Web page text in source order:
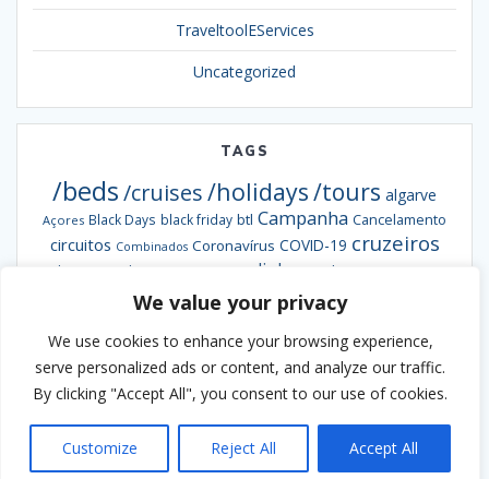
We value your privacy
We use cookies to enhance your browsing experience,
serve personalized ads or content, and analyze our traffic.
By clicking "Accept All", you consent to our use of cookies.
Customize Reject All Accept All
TraveltoolEServices
Uncategorized
TAGS
/beds/cruises/holidays/tours algarve
Açores Black Days black friday btl Campanha Cancelamento
circuitos Combinados Coronavírus COVID-19 cruzeiros
destaques da semana escapadinhas Exclusiva
grandes viagens hoteis hotel hotéis informação
Ofertas pacotes
portugal praias semana santa Smybeds Smycruises
SmyholidaysSmytours Smytravel venda
antecipada Verão